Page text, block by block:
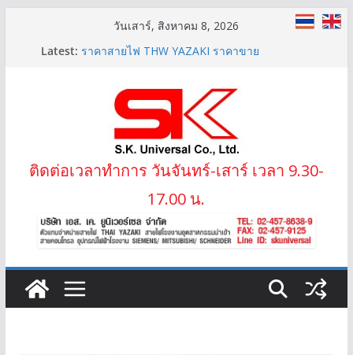
วันเสาร์, สิงหาคม 8, 2026
Latest: ราคาสายไฟ THW YAZAKI ราคาขาย
IEC02 THW(f) 25 MM2 (VSF)
สาย XLPE 3.6/6(7.2)KV 1×95 MM2
ติดต่อเวลาทำการ วันจันทร์-เสาร์ เวลา 9.30-
17.00 น.